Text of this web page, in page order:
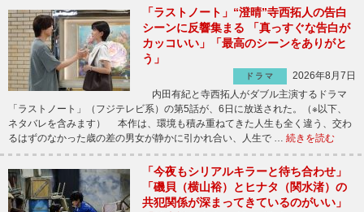
「ラストノート」“澄晴”寺西拓人の告白
シーンに反響集まる 「真っすぐな告白が
カッコいい」「最高のシーンをありがと
う」
ドラマ
2026年8月7日
内田有紀と寺西拓人がダブル主演するドラマ
「ラストノート」（フジテレビ系）の第5話が、6日に放送された。（※以下、
ネタバレを含みます） 本作は、環境も積み重ねてきた人生も全く違う、交わ
るはずのなかった歳の差の男女が静かに引かれ合い、人生で … 続きを読む
「今夜もシリアルキラーと待ち合わせ」
「磯貝（横山裕）とヒナタ（関水渚）の
共犯関係が深まってきているのがいい」